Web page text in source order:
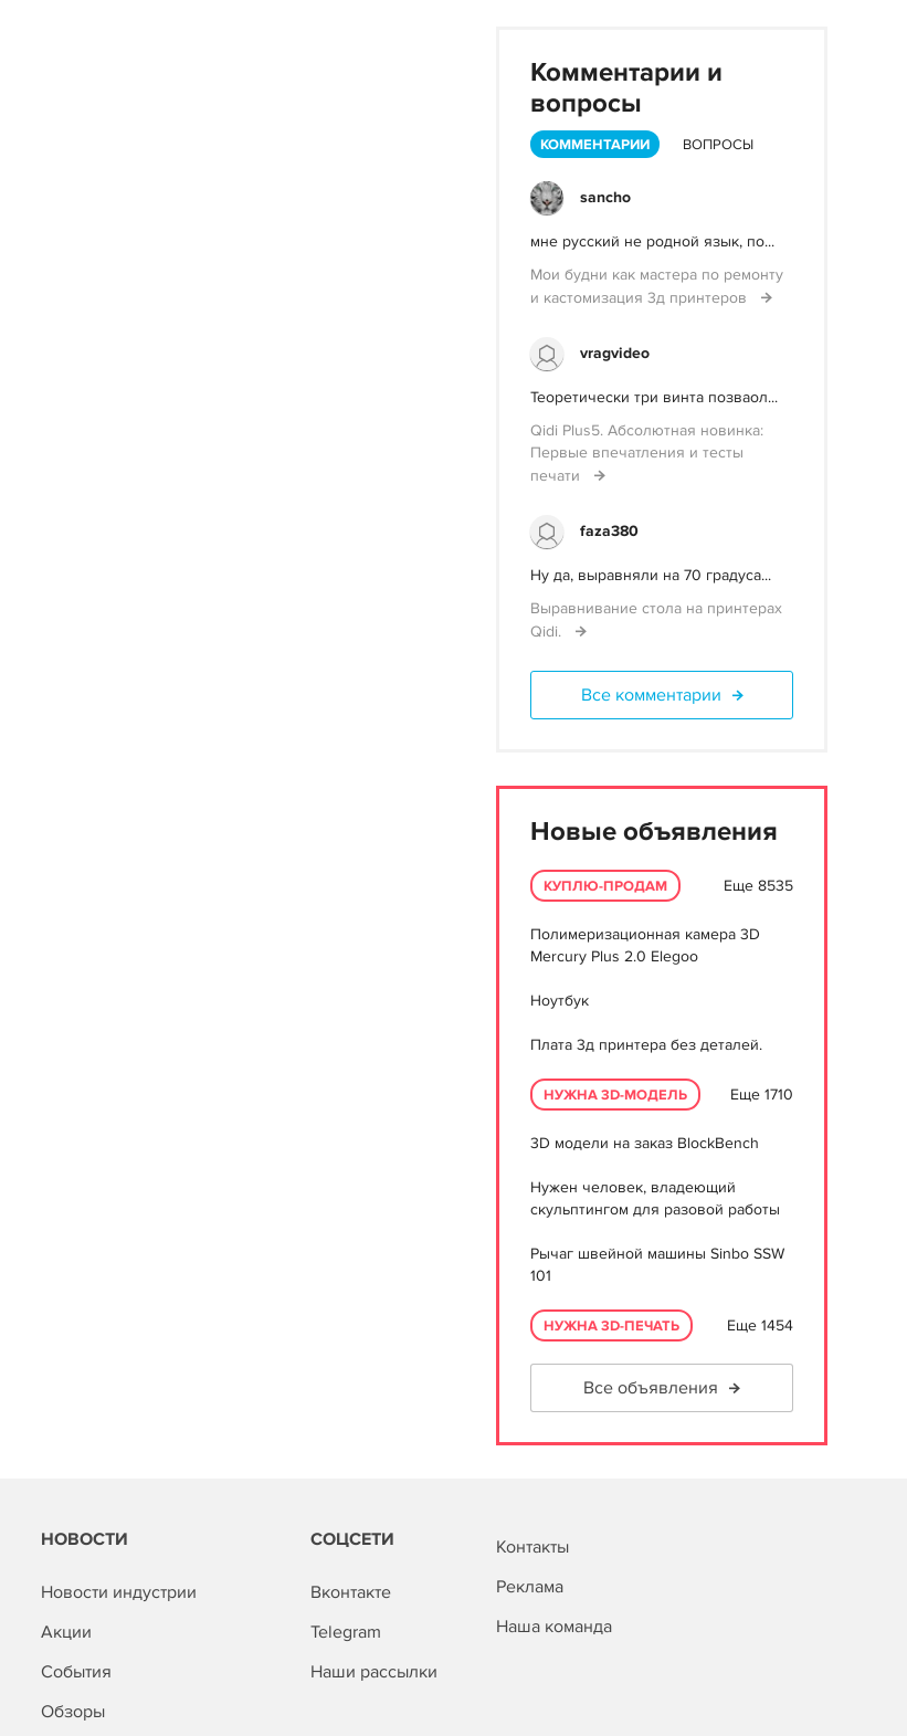
Комментарии и
вопросы
КОММЕНТАРИИ ВОПРОСЫ
sancho
мне русский не родной язык, по...
Мои будни как мастера по ремонту
и кастомизация 3д принтеров
vragvideo
Теоретически три винта позваол...
Qidi Plus5. Абсолютная новинка:
Первые впечатления и тесты
печати
faza380
Ну да, выравняли на 70 градуса...
Выравнивание стола на принтерах
Qidi.
Все комментарии
Новые объявления
КУПЛЮ-ПРОДАМ Еще 8535
Полимеризационная камера 3D
Mercury Plus 2.0 Elegoo
Ноутбук
Плата 3д принтера без деталей.
НУЖНА 3D-МОДЕЛЬ Еще 1710
3D модели на заказ BlockBench
Нужен человек, владеющий
скульптингом для разовой работы
Рычаг швейной машины Sinbo SSW
101
НУЖНА 3D-ПЕЧАТЬ Еще 1454
Все объявления
НОВОСТИ
Новости индустрии
Акции
События
Обзоры
СОЦСЕТИ
Вконтакте
Telegram
Наши рассылки
Контакты
Реклама
Наша команда